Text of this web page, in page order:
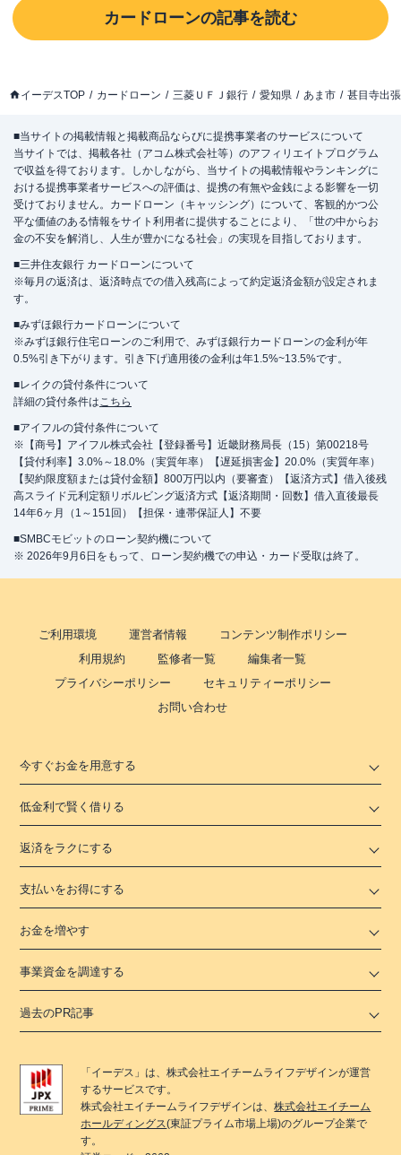
カードローンの記事を読む
イーデスTOP カードローン 三菱ＵＦＪ銀行 愛知県 あま市 甚目寺出
■当サイトの掲載情報と掲載商品ならびに提携事業者のサービスについて
当サイトでは、掲載各社（アコム株式会社等）のアフィリエイトプログラム
で収益を得ております。しかしながら、当サイトの掲載情報やランキングに
おける提携事業者サービスへの評価は、提携の有無や金銭による影響を一切
受けておりません。カードローン（キャッシング）について、客観的かつ公
平な価値のある情報をサイト利用者に提供することにより、「世の中からお
金の不安を解消し、人生が豊かになる社会」の実現を目指しております。
■三井住友銀行 カードローンについて
※毎月の返済は、返済時点での借入残高によって約定返済金額が設定されま
す。
■みずほ銀行カードローンについて
※みずほ銀行住宅ローンのご利用で、みずほ銀行カードローンの金利が年
0.5%引き下がります。引き下げ適用後の金利は年1.5%~13.5%です。
■レイクの貸付条件について
詳細の貸付条件はこちら
■アイフルの貸付条件について
※【商号】アイフル株式会社【登録番号】近畿財務局長（15）第00218号
【貸付利率】3.0%～18.0%（実質年率）【遅延損害金】20.0%（実質年率）
【契約限度額または貸付金額】800万円以内（要審査）【返済方式】借入後残
高スライド元利定額リボルビング返済方式【返済期間・回数】借入直後最長
14年6ヶ月（1～151回）【担保・連帯保証人】不要
■SMBCモビットのローン契約機について
※ 2026年9月6日をもって、ローン契約機での申込・カード受取は終了。
ご利用環境 運営者情報
コンテンツ制作ポリシー
利用規約
監修者一覧
編集者一覧
プライバシーポリシー
セキュリティーポリシー
お問い合わせ
今すぐお金を用意する
低金利で賢く借りる
返済をラクにする
支払いをお得にする
お金を増やす
事業資金を調達する
過去のPR記事
「 イーデス 」は、株式会社エイチームライフデザインが運営
するサービスです。
株式会社エイチームライフデザインは、株式会社エイチーム
ホールディングス(東証プライム市場上場)のグループ企業で
す。